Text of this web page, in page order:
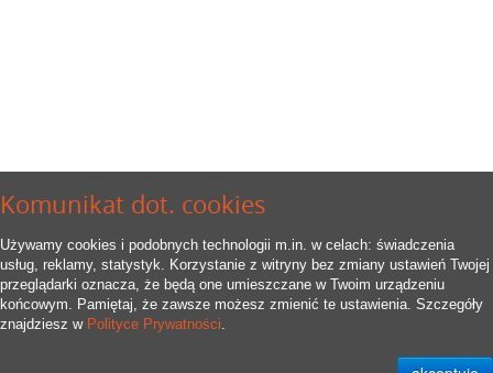
Komunikat dot. cookies
Używamy cookies i podobnych technologii m.in. w celach: świadczenia
usług, reklamy, statystyk. Korzystanie z witryny bez zmiany ustawień Twojej
przeglądarki oznacza, że będą one umieszczane w Twoim urządzeniu
końcowym. Pamiętaj, że zawsze możesz zmienić te ustawienia. Szczegóły
znajdziesz w Polityce Prywatności.